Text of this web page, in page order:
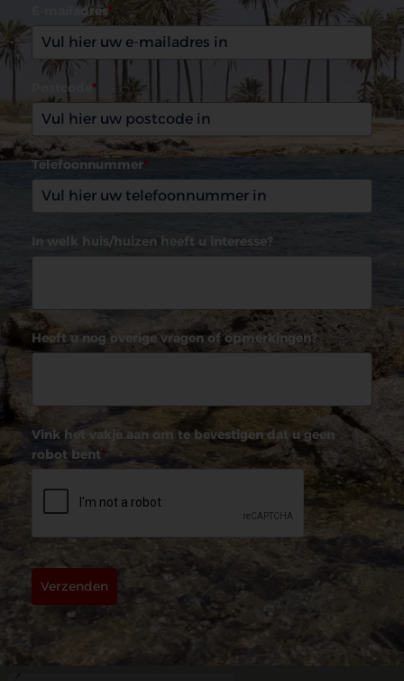
E-mailadres*
Postcode *
Telefoonnummer*
In welk huis/huizen heeft u interesse?
Heeft u nog overige vragen of opmerkingen?
Vink het vakje aan om te bevestigen dat u geen
robot bent*
Verzenden